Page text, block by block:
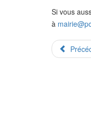
Si vous
à